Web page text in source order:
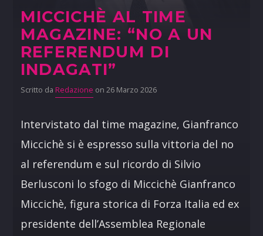
MICCICHÈ AL TIME
MAGAZINE: “NO A UN
REFERENDUM DI
INDAGATI”
Scritto da Redazione on 26 Marzo 2026
Intervistato dal time magazine, Gianfranco
Miccichè si è espresso sulla vittoria del no
al referendum e sul ricordo di Silvio
Berlusconi lo sfogo di Miccichè Gianfranco
Miccichè, figura storica di Forza Italia ed ex
presidente dell’Assemblea Regionale